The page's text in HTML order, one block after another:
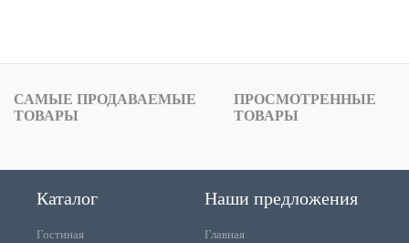
САМЫЕ ПРОДАВАЕМЫЕ
ТОВАРЫ
ПРОСМОТРЕННЫЕ
ТОВАРЫ
Каталог
Гостиная
Наши предложения
Главная